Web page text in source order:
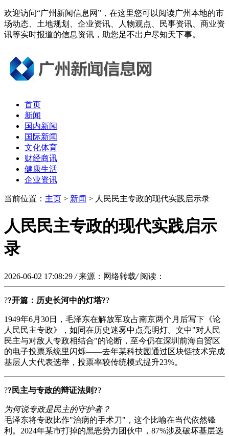
欢迎访问“广州新闻信息网”，在这里您可以阅读广州本地的市
场动态、土地规划、企业资讯、人物观点、民事资讯、商业资
讯等实时报道的信息资讯，助您足不出户尽知天下事。
首页
新闻
国内新闻
国际新闻
文化体育
财经商讯
健康生活
企业资讯
当前位置： 主页 > 新闻 > 人民民主专政的现代实践启示录
人民民主专政的现代实践启示
录
2026-06-02 17:08:29 / 来源：网络转载/ 阅读：
??开篇：历史长河中的灯塔??
1949年6月30日，毛泽东在解放军攻占南京两个月后写下《论
人民民主专政》，如同在历史迷雾中点亮明灯。文中"对人民
民主与对敌人专政相结合"的论断，至今仍在深圳前海自贸区
的电子投票系统里闪烁——去年某科技园通过区块链技术完成
基层人大代表选举，投票率较传统模式提升23%。
??民主与专政的辩证法则??
为何说专政是民主的守护者？
毛泽东将专政比作"治病的手术刀"，这个比喻在当代依然锋
利。2024年某市打掉的黑恶势力团伙中，87%涉及破坏基层选